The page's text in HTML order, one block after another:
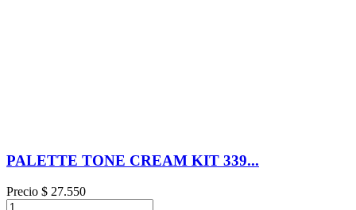
PALETTE TONE CREAM KIT 339...
Precio $ 27.550